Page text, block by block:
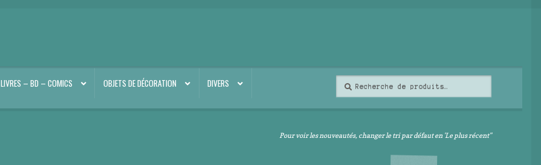
LIVRES – BD – COMICS OBJETS DE DÉCORATION DIVERS
pour :
Pour voir les nouveautés, changer le tri par défaut en 'Le plus récent"